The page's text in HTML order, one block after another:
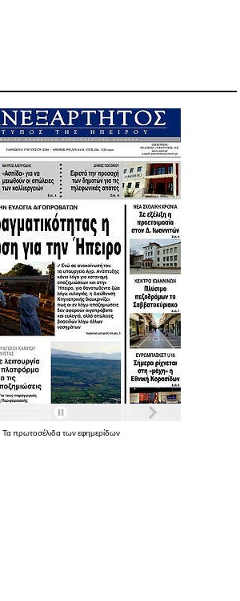
Ταπρωτοσέλιδατωνεφημερίδων